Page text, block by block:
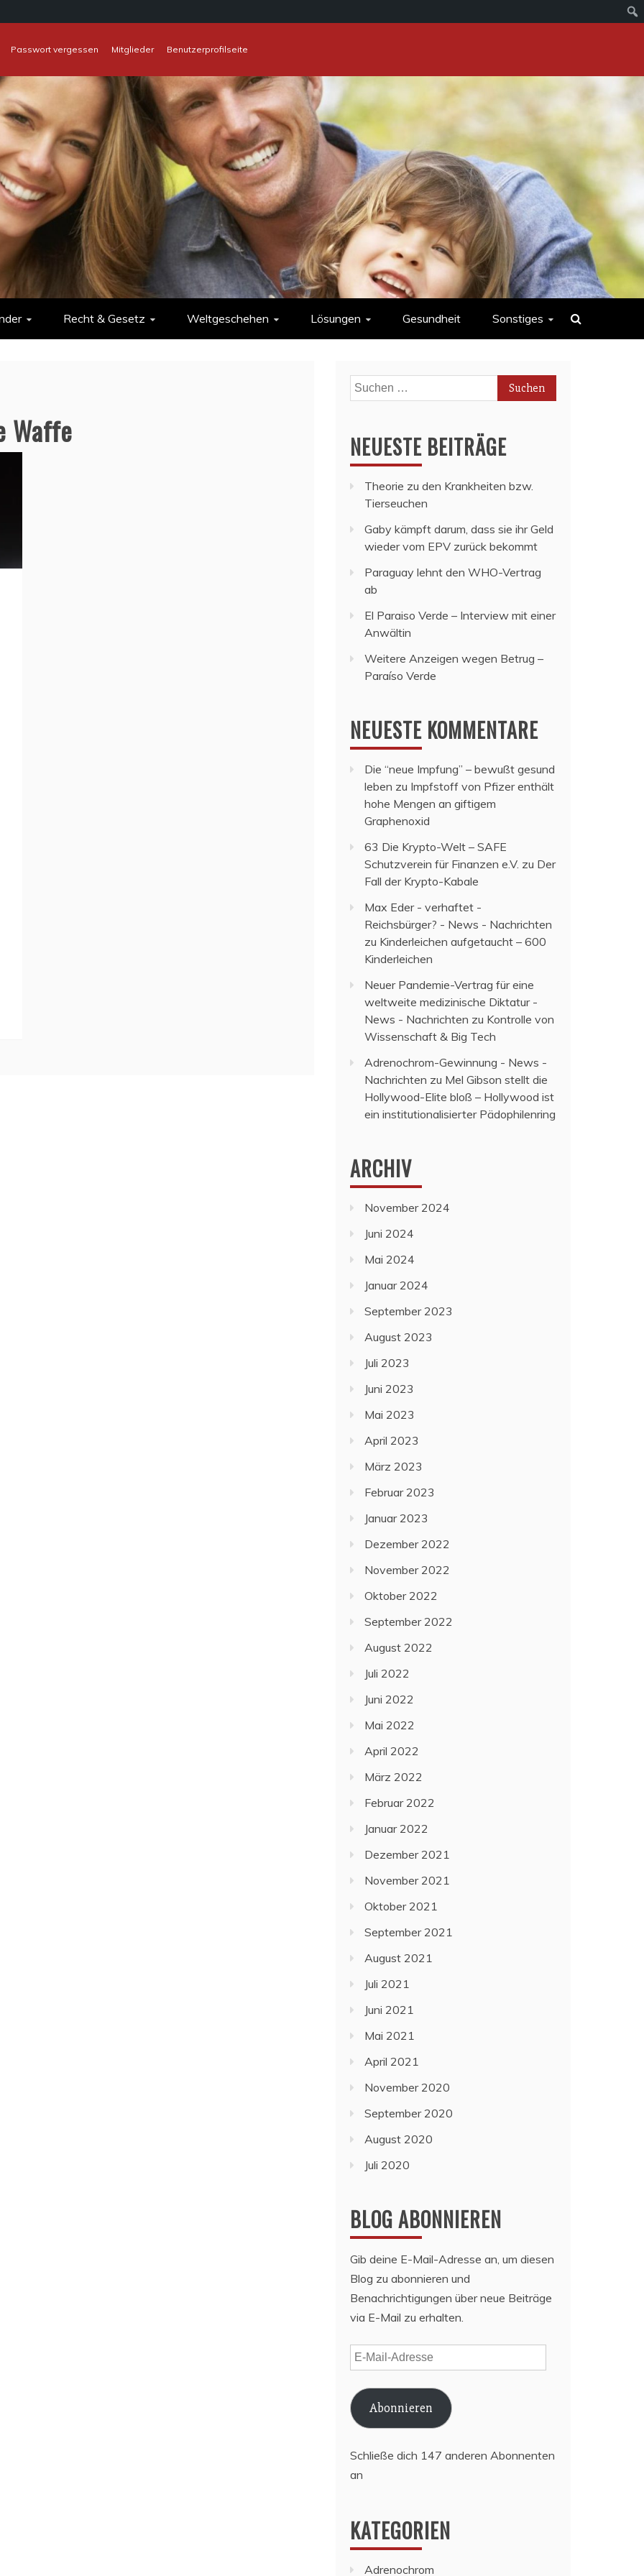
Passwort vergessen Mitglieder
Benutzerprofilseite
Recht & Gesetz Weltgeschehen Lösungen Gesundheit Sonstiges
Waffe
Suchen
nach:
NEUESTE BEITRÄGE
Theorie zu den Krankheiten bzw.
Tierseuchen
Gaby kämpft darum, dass sie ihr Geld
wieder vom EPV zurück bekommt
Paraguay lehnt den WHO-Vertrag
ab
El Paraiso Verde – Interview mit einer
Anwältin
Weitere Anzeigen wegen Betrug –
Paraíso Verde
NEUESTE KOMMENTARE
Die “neue Impfung” – bewußt gesund
leben zu Impfstoff von Pfizer enthält
hohe Mengen an giftigem
Graphenoxid
63 Die Krypto-Welt – SAFE
Schutzverein für Finanzen e.V. zu Der
Fall der Krypto-Kabale
Max Eder - verhaftet -
Reichsbürger? - News - Nachrichten
zu Kinderleichen aufgetaucht – 600
Kinderleichen
Neuer Pandemie-Vertrag für eine
weltweite medizinische Diktatur -
News - Nachrichten zu Kontrolle von
Wissenschaft & Big Tech
Adrenochrom-Gewinnung - News -
Nachrichten zu Mel Gibson stellt die
Hollywood-Elite bloß – Hollywood ist
ein institutionalisierter Pädophilenring
ARCHIV
November 2024
Juni 2024
Mai 2024
Januar 2024
September 2023
August 2023
Juli 2023
Juni 2023
Mai 2023
April 2023
März 2023
Februar 2023
Januar 2023
Dezember 2022
November 2022
Oktober 2022
September 2022
August 2022
Juli 2022
Juni 2022
Mai 2022
April 2022
März 2022
Februar 2022
Januar 2022
Dezember 2021
November 2021
Oktober 2021
September 2021
August 2021
Juli 2021
Juni 2021
Mai 2021
April 2021
November 2020
September 2020
August 2020
Juli 2020
BLOG ABONNIEREN
Gib deine E-Mail-Adresse an, um diesen
Blog zu abonnieren und
Benachrichtigungen über neue Beiträge
via E-Mail zu erhalten.
E-
Mail-
Adresse
Abonnieren
Schließe dich 147 anderen Abonnenten
an
KATEGORIEN
Adrenochrom